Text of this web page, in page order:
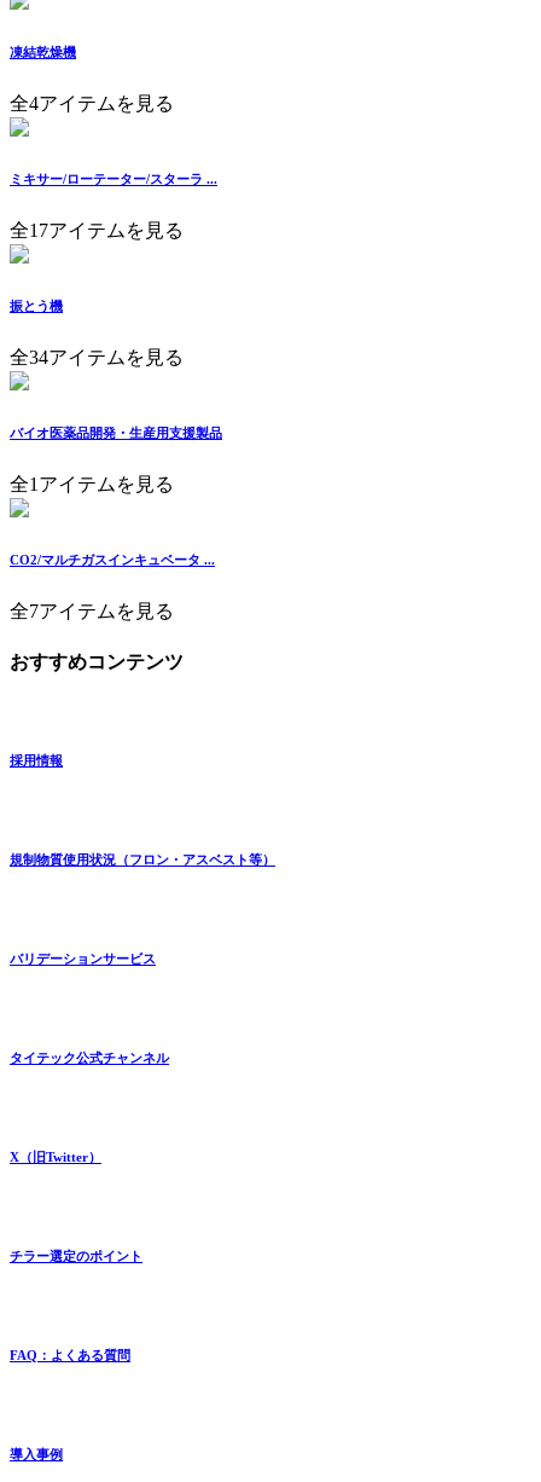
凍結乾燥機
全4アイテムを見る
ミキサー/ローテーター/スターラ ...
全17アイテムを見る
振とう機
全34アイテムを見る
バイオ医薬品開発・生産用支援製品
全1アイテムを見る
CO2/マルチガスインキュベータ ...
全7アイテムを見る
おすすめコンテンツ
採用情報
規制物質使用状況（フロン・アスベスト等）
バリデーションサービス
タイテック公式チャンネル
X（旧Twitter）
チラー選定のポイント
FAQ：よくある質問
導入事例